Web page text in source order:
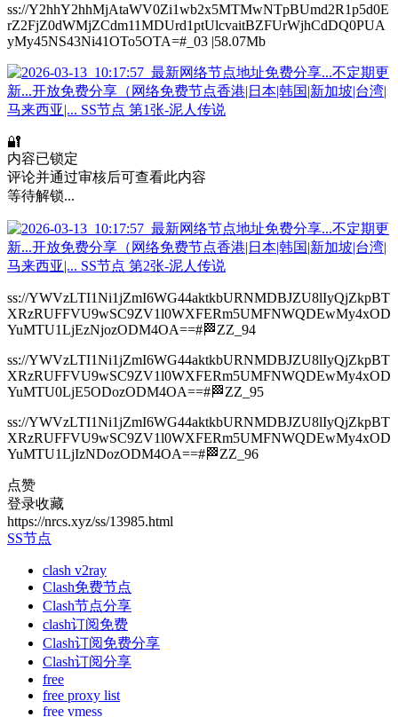
ss://Y2hhY2hhMjAtaWV0Zi1wb2x5MTMwNTpBUmd2R1p5d0E
rZ2FjZ0dWMjZCdm11MDUrd1ptUlcvaitBZFUrWjhCdDQ0PUA
yMy45NS43Ni41OTo5OTA=#_03 |58.07Mb
🔐
内容已锁定
评论并通过审核后可查看此内容
等待解锁...
ss://YWVzLTI1Ni1jZmI6WG44aktkbURNMDBJZU8lIyQjZkpBT
XRzRUFFVU9wSC9ZV1l0WXFERm5UMFNWQDEwMy4xOD
YuMTU1LjEzNjozODM4OA==#🏁ZZ_94
ss://YWVzLTI1Ni1jZmI6WG44aktkbURNMDBJZU8lIyQjZkpBT
XRzRUFFVU9wSC9ZV1l0WXFERm5UMFNWQDEwMy4xOD
YuMTU0LjE5ODozODM4OA==#🏁ZZ_95
ss://YWVzLTI1Ni1jZmI6WG44aktkbURNMDBJZU8lIyQjZkpBT
XRzRUFFVU9wSC9ZV1l0WXFERm5UMFNWQDEwMy4xOD
YuMTU1LjIzNDozODM4OA==#🏁ZZ_96
点赞
登录收藏
https://nrcs.xyz/ss/13985.html
SS节点
clash v2ray
Clash免费节点
Clash节点分享
clash订阅免费
Clash订阅免费分享
Clash订阅分享
free
free proxy list
free vmess